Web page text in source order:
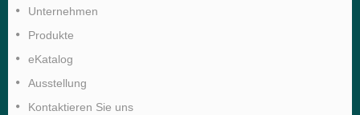
Unternehmen
Produkte
eKatalog
Ausstellung
Kontaktieren Sie uns